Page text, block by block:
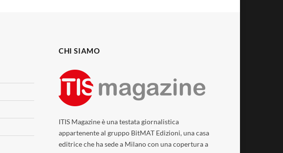
CHI SIAMO
ITIS Magazine è una testata giornalistica
appartenente al gruppo BitMAT Edizioni, una casa
editrice che ha sede a Milano con una copertura a